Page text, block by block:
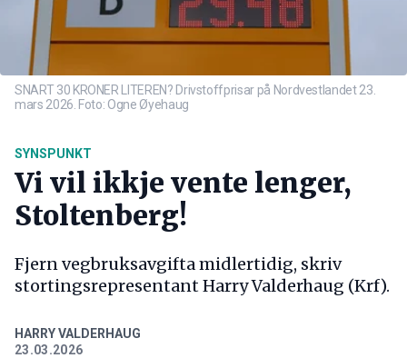
SNART 30 KRONER LITEREN? Drivstoffprisar på Nordvestlandet 23.
mars 2026. Foto: Ogne Øyehaug
SYNSPUNKT
Vi vil ikkje vente lenger,
Stoltenberg!
Fjern vegbruksavgifta midlertidig, skriv
stortingsrepresentant Harry Valderhaug (Krf).
HARRY VALDERHAUG
23.03.2026